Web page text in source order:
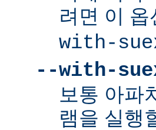
려면 이
with-
--with-
보통 아파
램을 실행